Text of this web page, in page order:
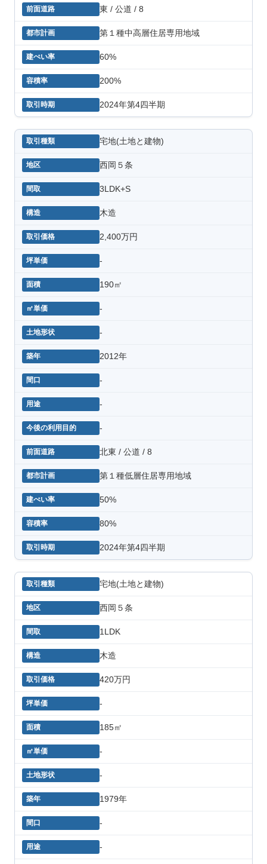
東 / 公道 / 8
第１種中高層住居専用地域
60%
200%
2024年第4四半期
宅地(土地と建物)
西岡５条
3LDK+S
木造
2,400万円
-
190㎡
-
-
2012年
-
-
-
北東 / 公道 / 8
第１種低層住居専用地域
50%
80%
2024年第4四半期
宅地(土地と建物)
西岡５条
1LDK
木造
420万円
-
185㎡
-
-
1979年
-
-